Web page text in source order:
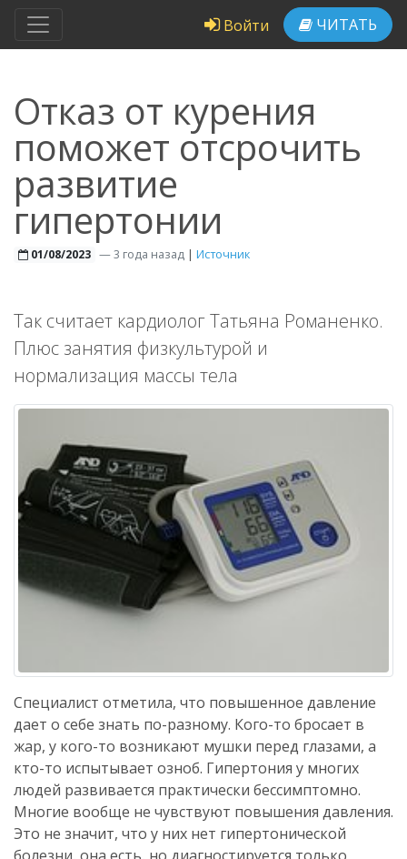
Войти ЧИТАТЬ
Отказ от курения
поможет отсрочить
развитие
гипертонии
01/08/2023 —3 года назад | Источник
Так считает кардиолог Татьяна Романенко.
Плюс занятия физкультурой и
нормализация массы тела
Специалист отметила, что повышенное давление
дает о себе знать по-разному. Кого-то бросает в
жар, у кого-то возникают мушки перед глазами, а
кто-то испытывает озноб. Гипертония у многих
людей развивается практически бессимптомно.
Многие вообще не чувствуют повышения давления.
Это не значит, что у них нет гипертонической